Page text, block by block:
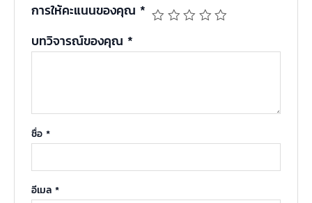
การให้คะแนนของคุณ*
บทวิจารณ์ของคุณ*
ชื่อ*
อีเมล*